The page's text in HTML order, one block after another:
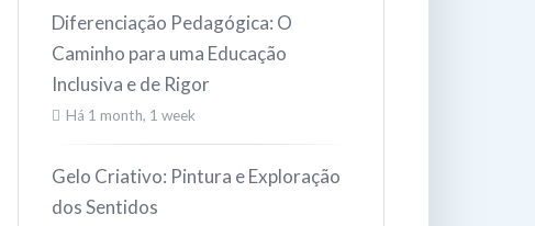
Diferenciação Pedagógica: O
Caminho para uma Educação
Inclusiva e de Rigor
Há 1 month, 1 week
Gelo Criativo: Pintura e Exploração
dos Sentidos